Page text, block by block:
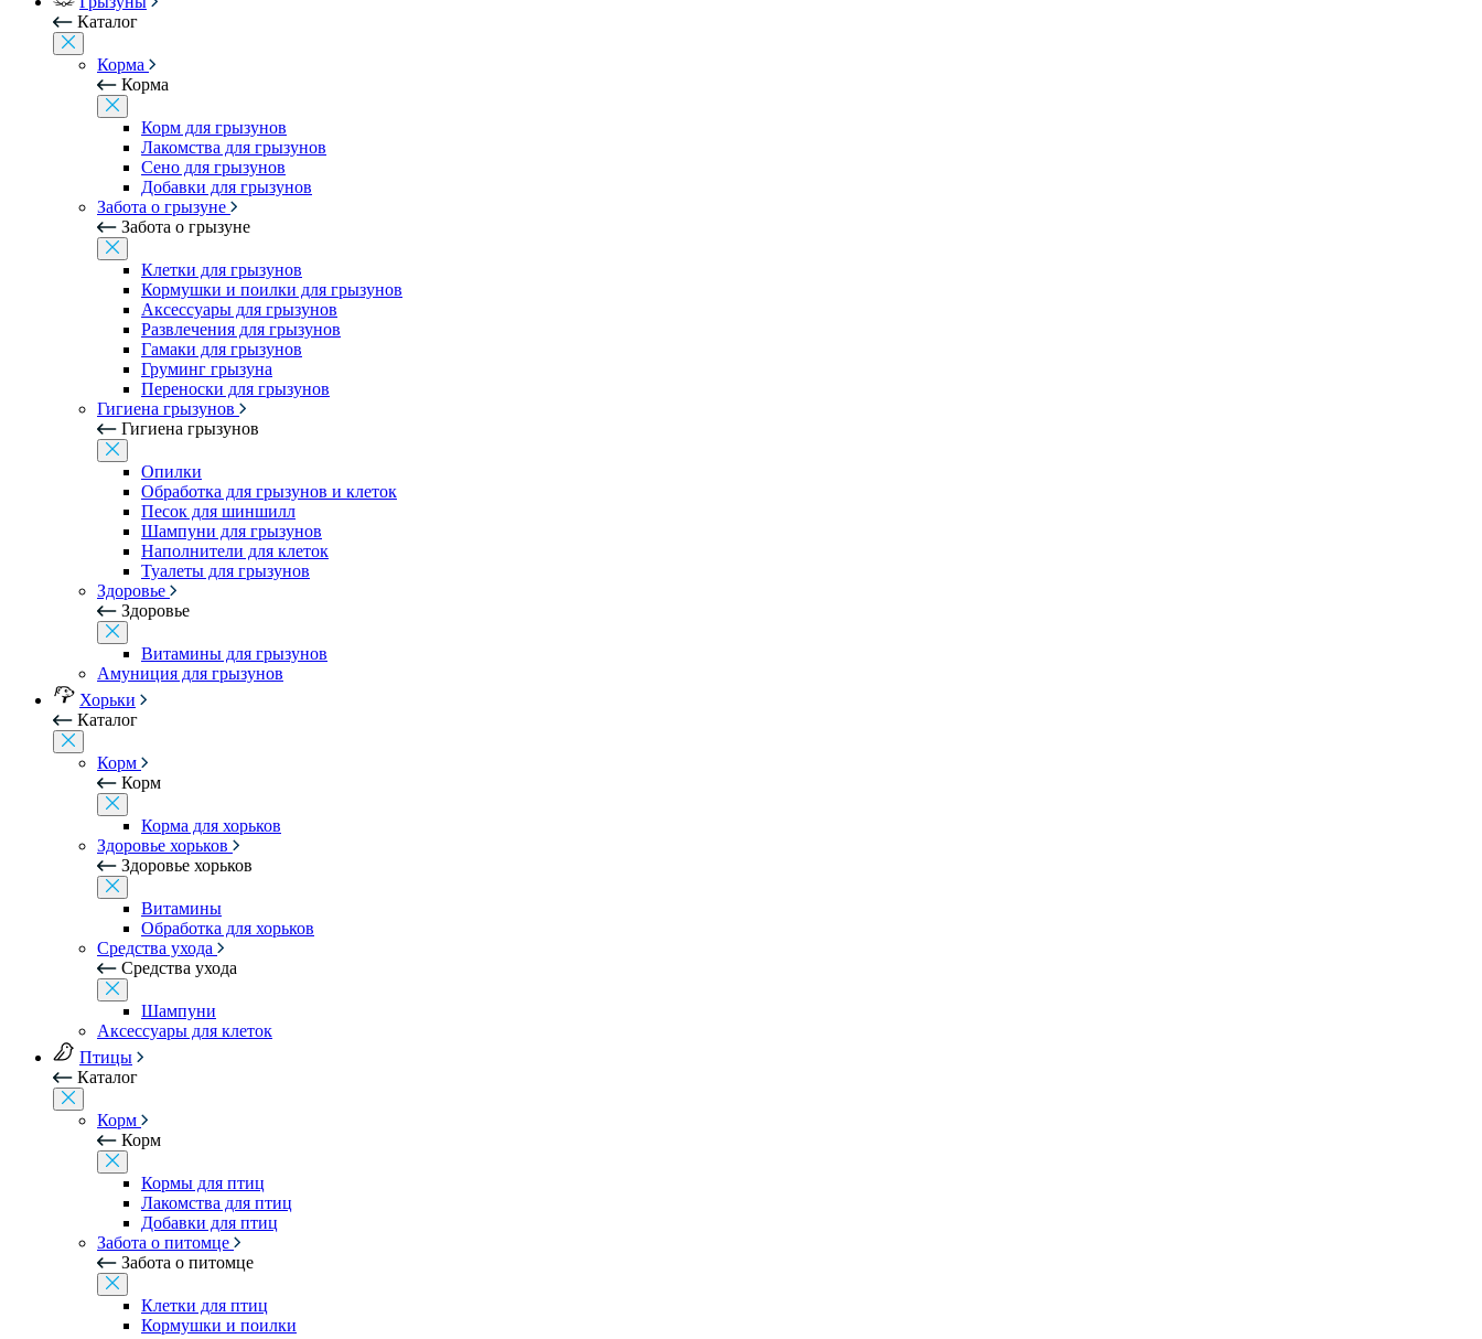
Каталог
Корма
Корма
Корм для грызунов
Лакомства для грызунов
Сено для грызунов
Добавки для грызунов
Забота о грызуне
Забота о грызуне
Клетки для грызунов
Кормушки и поилки для грызунов
Аксессуары для грызунов
Развлечения для грызунов
Гамаки для грызунов
Груминг грызуна
Переноски для грызунов
Гигиена грызунов
Гигиена грызунов
Опилки
Обработка для грызунов и клеток
Песок для шиншилл
Шампуни для грызунов
Наполнители для клеток
Туалеты для грызунов
Здоровье
Здоровье
Витамины для грызунов
Амуниция для грызунов
Хорьки
Каталог
Корм
Корм
Корма для хорьков
Здоровье хорьков
Здоровье хорьков
Витамины
Обработка для хорьков
Средства ухода
Средства ухода
Шампуни
Аксессуары для клеток
Птицы
Каталог
Корм
Корм
Кормы для птиц
Лакомства для птиц
Добавки для птиц
Забота о питомце
Забота о питомце
Клетки для птиц
Кормушки и поилки